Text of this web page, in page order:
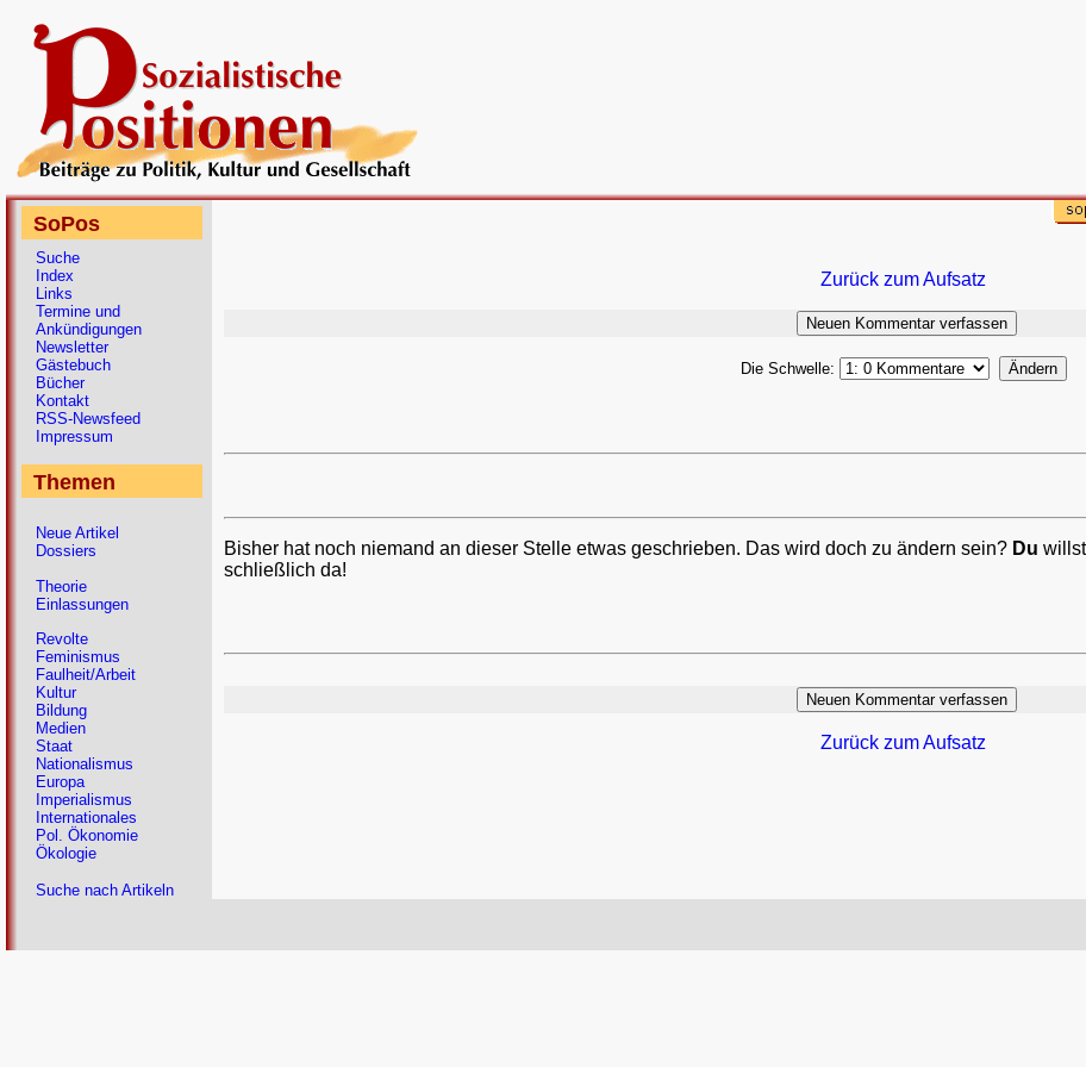
Zurück zum Aufsatz
Die Schwelle:
Bisher hat noch niemand an dieser Stelle etwas geschrieben. Das wird doch zu ändern sein? Du
schließlich da!
Zurück zum Aufsatz
SoPos
Suche
Index
Links
Termine und
Ankündigungen
Newsletter
Gästebuch
Bücher
Kontakt
RSS-Newsfeed
Impressum
Themen
Neue Artikel
Dossiers
Theorie
Einlassungen
Revolte
Feminismus
Faulheit/Arbeit
Kultur
Bildung
Medien
Staat
Nationalismus
Europa
Imperialismus
Internationales
Pol. Ökonomie
Ökologie
Suche nach Artikeln